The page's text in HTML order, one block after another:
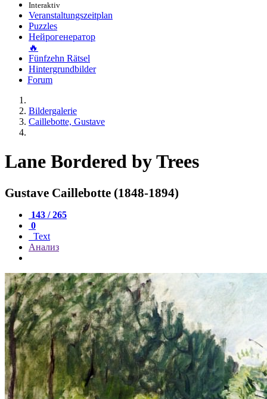
Interaktiv
Veranstaltungszeitplan
Puzzles
Нейрогенератор
🔥
Fünfzehn Rätsel
Hintergrundbilder
Forum
Bildergalerie
Caillebotte, Gustave
Lane Bordered by Trees
Gustave Caillebotte (1848-1894)
143 / 265
0
Text
Анализ